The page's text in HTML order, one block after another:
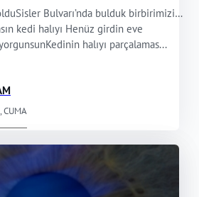
Bulvarı’nda bulduk birbirimizi…
kedi halıyı Henüz girdin eve
yorgunsunKedinin halıyı parçalamas...
CUMA